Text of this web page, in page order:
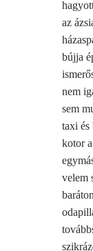
az
bújja
nem
sem
taxi és
kotor
velem